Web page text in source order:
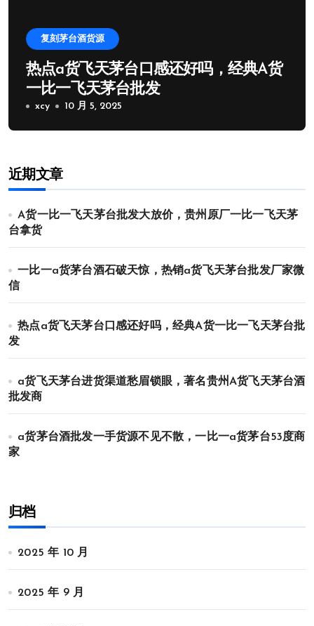
复刻茅台酒货源
热点a货飞天茅台口感还好吗，经典A货
一比一飞天茅台批发
xcy 10 月 5, 2025
近期文章
A货一比一飞天茅台批发大放价，贵州原厂一比一飞天茅
台拿货
一比一a货茅台酒石破天惊，热销a货飞天茅台批发厂家微
信
热点a货飞天茅台口感还好吗，经典A货一比一飞天茅台批
发
a货飞天茅台进货渠道愁眉锁眼，著名贵州A货飞天茅台酒
批发商
a货茅台酒批发一手货源不见不散，一比一a货茅台53度商
家
归档
2025 年 10 月
2025 年 9 月